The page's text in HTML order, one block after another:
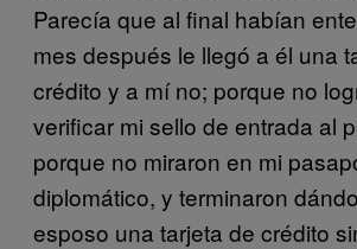
Parecía que al final habían
mes después le llegó a él una
crédito y a mí no; porque no
verificar mi sello de entrada al
porque no miraron en mi
diplomático, y terminaron
esposo una tarjeta de crédito